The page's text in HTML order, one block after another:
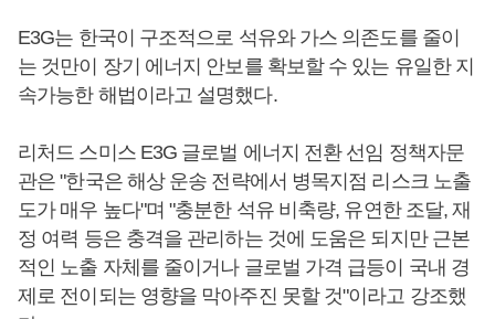
E3G는 한국이 구조적으로 석유와 가스 의존도를 줄이
는 것만이 장기 에너지 안보를 확보할 수 있는 유일한 지
속가능한 해법이라고 설명했다.
리처드 스미스 E3G 글로벌 에너지 전환 선임 정책자문
관은 "한국은 해상 운송 전략에서 병목지점 리스크 노출
도가 매우 높다"며 "충분한 석유 비축량, 유연한 조달, 재
정 여력 등은 충격을 관리하는 것에 도움은 되지만 근본
적인 노출 자체를 줄이거나 글로벌 가격 급등이 국내 경
제로 전이되는 영향을 막아주진 못할 것"이라고 강조했